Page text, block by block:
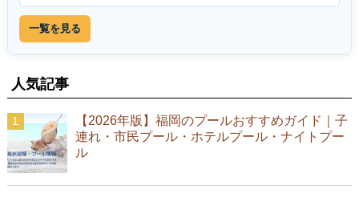
一覧を見る
人気記事
【2026年版】福岡のプールおすすめガイド｜子
連れ・市民プール・ホテルプール・ナイトプー
ル